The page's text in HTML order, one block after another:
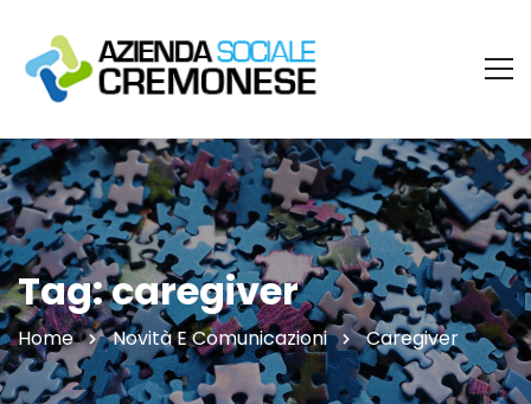
Tag: caregiver
Home Novità E Comunicazioni Caregiver